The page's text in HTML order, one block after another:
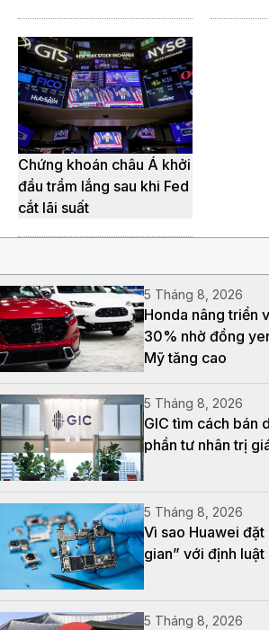
Chứng khoán châu Á khởi
đầu trầm lắng sau khi Fed
cắt lãi suất
5 Tháng 8, 2026
Honda nâng triển
30% nhờ đồng
Mỹ tăng cao
5 Tháng 8, 2026
GIC tìm cách bán
phần tư nhân trị
5 Tháng 8, 2026
Vì sao Huawei
gian” với định luật
5 Tháng 8, 2026